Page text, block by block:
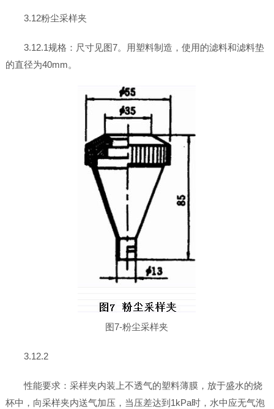
3.12粉尘采样夹
3.12.1规格：尺寸见图7。用塑料制造，使用的滤料和滤料垫
的直径为40mm。
图7-粉尘采样夹
3.12.2
性能要求：采样夹内装上不透气的塑料薄膜，放于盛水的烧
杯中，向采样夹内送气加压，当压差达到1kPa时，水中应无气泡